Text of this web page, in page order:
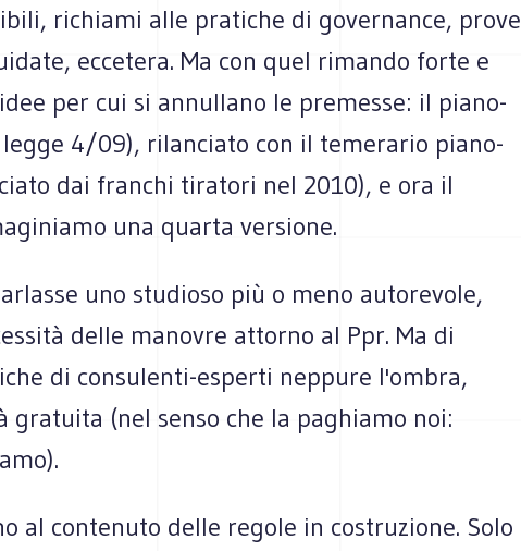
richiami alle pratiche di governance, prove
eccetera. Ma con quel rimando forte e
per cui si annullano le premesse: il piano-
legge 4/09), rilanciato con il temerario piano-
dai franchi tiratori nel 2010), e ora il
una quarta versione.
uno studioso più o meno autorevole,
delle manovre attorno al Ppr. Ma di
di consulenti-esperti neppure l'ombra,
gratuita (nel senso che la paghiamo noi:
al contenuto delle regole in costruzione. Solo